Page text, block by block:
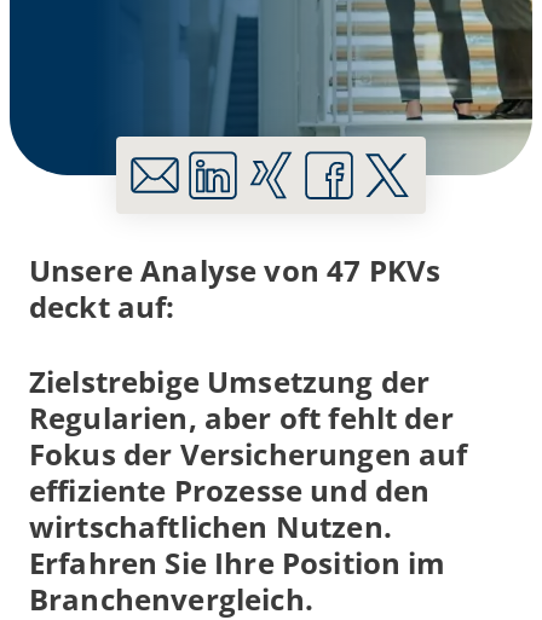
Unsere Analyse von 47 PKVs
deckt auf:
Zielstrebige Umsetzung der
Regularien, aber oft fehlt der
Fokus der Versicherungen auf
effiziente Prozesse und den
wirtschaftlichen Nutzen.
Erfahren Sie Ihre Position im
Branchenvergleich.